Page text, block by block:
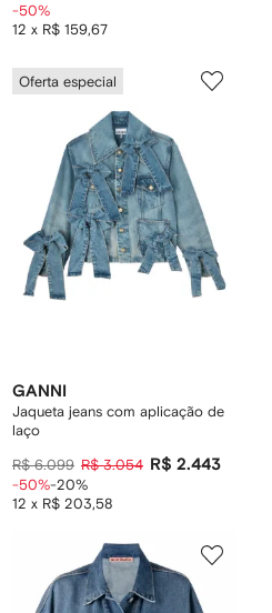
12 x R$ 159,67
-50%
Oferta especial
GANNI
Jaqueta jeans com aplicação de
laço
R$ 6.099 R$ 3.054 R$ 2.443
12 x R$ 203,58
-50%-20%